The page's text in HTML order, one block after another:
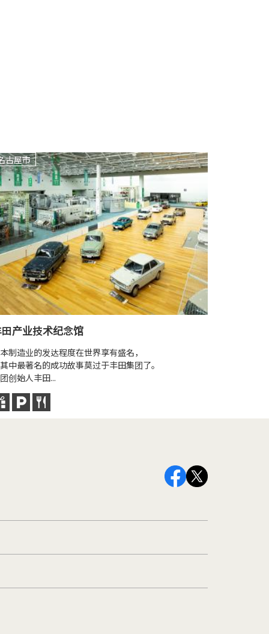
古屋市
产业技术纪念馆
制造业的发达程度在世界享有盛名，
中最著名的成功故事莫过于丰田集团了。
创始人丰田...